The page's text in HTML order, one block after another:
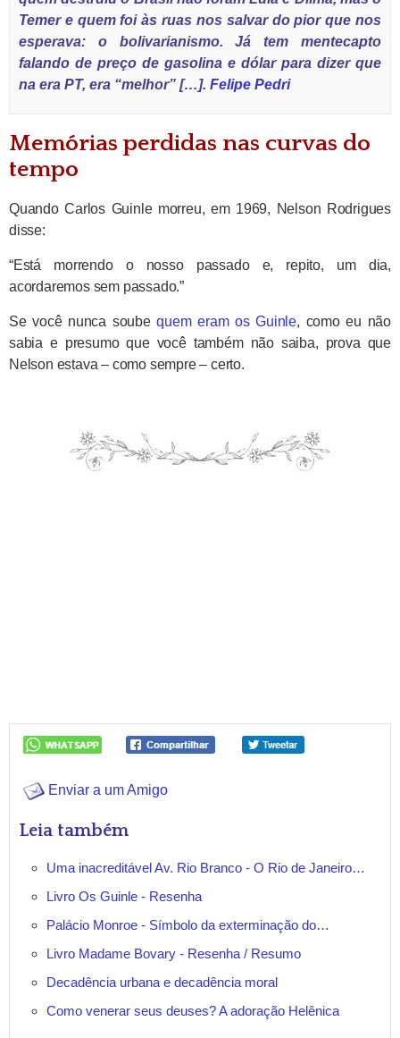
Temer e quem foi às ruas nos salvar do pior que nos
esperava: o bolivarianismo. Já tem mentecapto
falando de preço de gasolina e dólar para dizer que
na era PT, era “melhor” […]. Felipe Pedri
Memórias perdidas nas curvas do
tempo
Quando Carlos Guinle morreu, em 1969, Nelson Rodrigues
disse:
“Está morrendo o nosso passado e, repito, um dia,
acordaremos sem passado.”
Se você nunca soubequem eram os Guinle, como eu não
sabia e presumo que você também não saiba, prova que
Nelson estava – como sempre – certo.
Enviar a um Amigo
Leia também
Uma inacreditável Av. Rio Branco - O Rio de Janeiro…
Livro Os Guinle - Resenha
Palácio Monroe - Símbolo da exterminação do…
Livro Madame Bovary - Resenha / Resumo
Decadência urbana e decadência moral
Como venerar seus deuses? A adoração Helênica